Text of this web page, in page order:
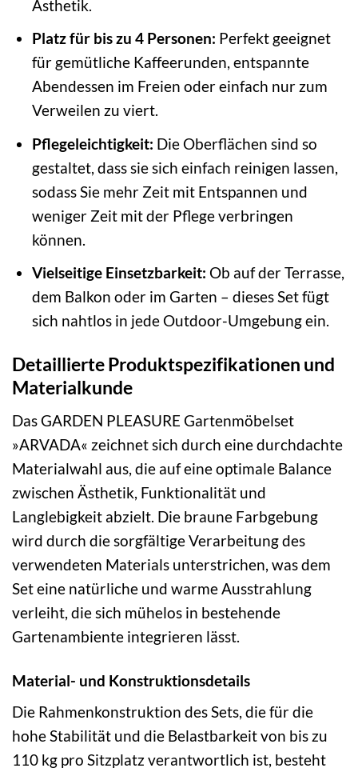
Ästhetik.
Platz für bis zu 4 Personen: Perfekt geeignet
für gemütliche Kaffeerunden, entspannte
Abendessen im Freien oder einfach nur zum
Verweilen zu viert.
Pflegeleichtigkeit: Die Oberflächen sind so
gestaltet, dass sie sich einfach reinigen lassen,
sodass Sie mehr Zeit mit Entspannen und
weniger Zeit mit der Pflege verbringen
können.
Vielseitige Einsetzbarkeit: Ob auf der Terrasse,
dem Balkon oder im Garten – dieses Set fügt
sich nahtlos in jede Outdoor-Umgebung ein.
Detaillierte Produktspezifikationen und
Materialkunde
Das GARDEN PLEASURE Gartenmöbelset
»ARVADA« zeichnet sich durch eine durchdachte
Materialwahl aus, die auf eine optimale Balance
zwischen Ästhetik, Funktionalität und
Langlebigkeit abzielt. Die braune Farbgebung
wird durch die sorgfältige Verarbeitung des
verwendeten Materials unterstrichen, was dem
Set eine natürliche und warme Ausstrahlung
verleiht, die sich mühelos in bestehende
Gartenambiente integrieren lässt.
Material- und Konstruktionsdetails
Die Rahmenkonstruktion des Sets, die für die
hohe Stabilität und die Belastbarkeit von bis zu
110 kg pro Sitzplatz verantwortlich ist, besteht